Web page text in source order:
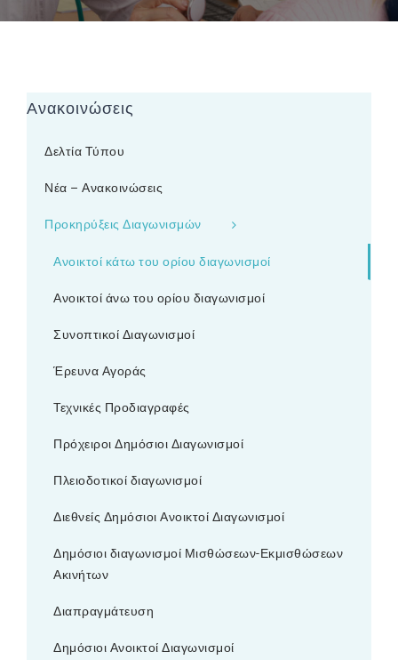
Ανακοινώσεις
Δελτία Τύπου
Νέα – Ανακοινώσεις
Προκηρύξεις Διαγωνισμών
Ανοικτοί κάτω του ορίου διαγωνισμοί
Ανοικτοί άνω του ορίου διαγωνισμοί
Συνοπτικοί Διαγωνισμοί
Έρευνα Αγοράς
Τεχνικές Προδιαγραφές
Πρόχειροι Δημόσιοι Διαγωνισμοί
Πλειοδοτικοί διαγωνισμοί
Διεθνείς Δημόσιοι Ανοικτοί Διαγωνισμοί
Δημόσιοι διαγωνισμοί Μισθώσεων-Εκμισθώσεων
Ακινήτων
Διαπραγμάτευση
Δημόσιοι Ανοικτοί Διαγωνισμοί